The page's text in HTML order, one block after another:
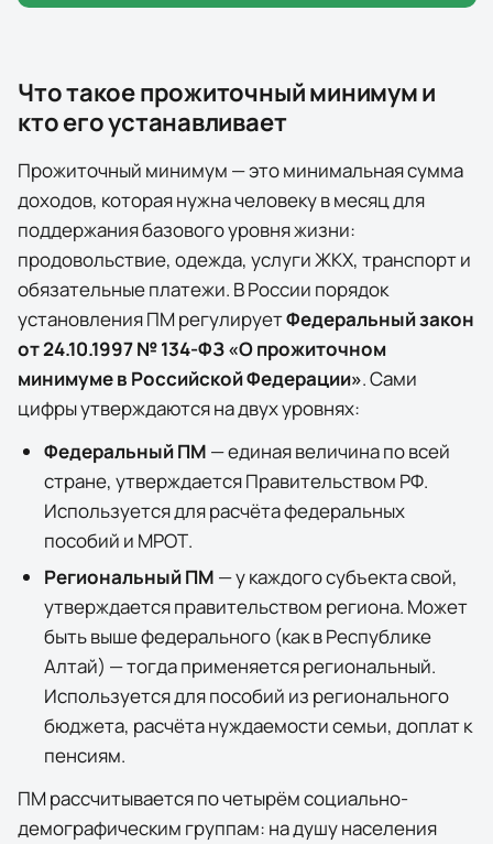
Что такое прожиточный минимум и
кто его устанавливает
Прожиточный минимум — это минимальная сумма
доходов, которая нужна человеку в месяц для
поддержания базового уровня жизни:
продовольствие, одежда, услуги ЖКХ, транспорт и
обязательные платежи. В России порядок
установления ПМ регулируетФедеральный закон
от 24.10.1997 № 134-ФЗ «О прожиточном
минимуме в Российской Федерации». Сами
цифры утверждаются на двух уровнях:
Федеральный ПМ — единая величина по всей
стране, утверждается Правительством РФ.
Используется для расчёта федеральных
пособий и МРОТ.
Региональный ПМ — у каждого субъекта свой,
утверждается правительством региона. Может
быть выше федерального (как вРеспублике
Алтай) — тогда применяется региональный.
Используется для пособий из регионального
бюджета, расчёта нуждаемости семьи, доплат к
пенсиям.
ПМ рассчитывается по четырём социально-
демографическим группам: на душу населения